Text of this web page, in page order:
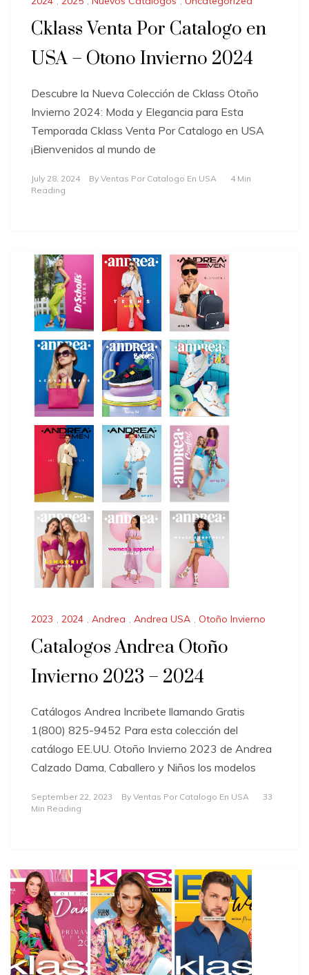
Cklass Venta Por Catalogo en
USA – Otono Invierno 2024
Descubre la Nueva Colección de Cklass Otoño
Invierno 2024: Moda y Elegancia para Esta
Temporada Cklass Venta Por Catalogo en USA
¡Bienvenidos al mundo de
July 28, 2024 By Ventas Por Catalogo En USA
4 Min
Reading
2023 , 2024 , Andrea , Andrea USA , Otoño Invierno
Catalogos Andrea Otoño
Invierno 2023 – 2024
Catálogos Andrea Incribete llamando Gratis
1(800) 825-9452 Para esta colección del
catálogo EE.UU. Otoño Invierno 2023 de Andrea
Calzado Dama, Caballero y Niños los modelos
September 22, 2023 By Ventas Por Catalogo En USA
33
Min Reading